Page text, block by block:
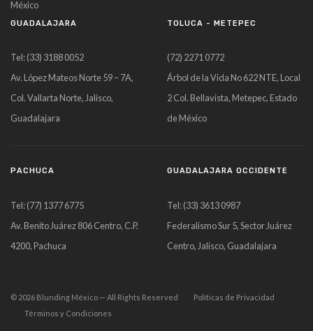
México
GUADALAJARA
Tel: (33) 3188 0052
Av. López Mateos Norte 59 – 7A,
Col. Vallarta Norte, Jalisco,
Guadalajara
TOLUCA - METEPEC
(72) 2271 0772
Árbol de la Vida No 622 NTE, Local
2 Col. Bellavista, Metepec, Estado
de México
PACHUCA
Tel: (77) 1377 6775
Av. Benito Juárez 806 Centro, C.P.
4200, Pachuca
GUADALAJARA OCCIDENTE
Tel: (33) 3613 0987
Federalismo Sur 5, Sector Juárez
Centro, Jalisco, Guadalajara
© 2026 Blunding México — All Rights Reserved
Políticas de Privacidad
Términos y Condiciones